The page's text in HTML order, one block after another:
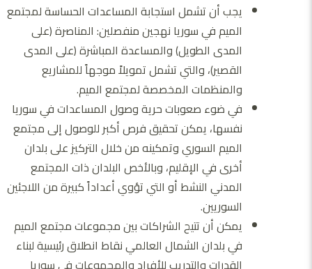
يجب أن تشمل استجابة المساعدات الحساسة لمجتمع
الميم في سوريا نهجين منفصلين: المناصرة (على
المدى الطويل) والمساعدة المباشرة (على المدى
القصير)، والتي تشمل تمويلاً موجهاً للمشاريع
والمنظمات المخصصة لمجتمع الميم.
في ضوء صعوبات حرية وصول المساعدات في سوريا
نفسها، يمكن تحقيق فرص أكبر للوصول إلى مجتمع
الميم السوري وتمكينه من خلال التركيز على بلدان
أخرى في الإقليم، وبالأخص البلدان ذات المجتمع
المدني النشط أو التي تؤوي أعداداً كبيرة من اللاجئين
السوريين.
يمكن أن تتيح الشراكات بين مجموعات مجتمع الميم
في بلدان الشمال العالمي نقاط انطلاق رئيسية لبناء